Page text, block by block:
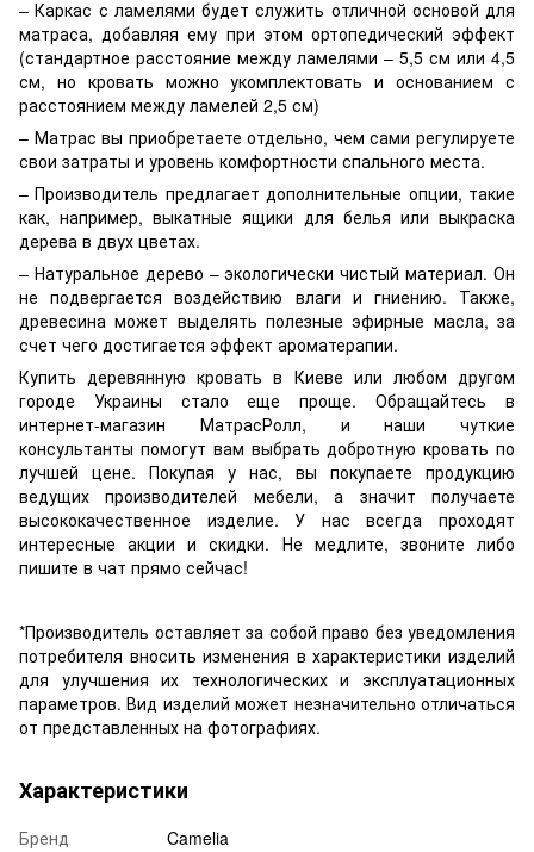
– Каркас с ламелями будет служить отличной основой для
матраса, добавляя ему при этом ортопедический эффект
(стандартное расстояние между ламелями – 5,5 см или 4,5
см, но кровать можно укомплектовать и основанием с
расстоянием между ламелей 2,5 см)
– Матрас вы приобретаете отдельно, чем сами регулируете
свои затраты и уровень комфортности спального места.
– Производитель предлагает дополнительные опции, такие
как, например, выкатные ящики для белья или выкраска
дерева в двух цветах.
– Натуральное дерево – экологически чистый материал. Он
не подвергается воздействию влаги и гниению. Также,
древесина может выделять полезные эфирные масла, за
счет чего достигается эффект ароматерапии.
Купить деревянную кровать в Киеве или любом другом
городе Украины стало еще проще. Обращайтесь в
интернет-магазин МатрасРолл, и наши чуткие
консультанты помогут вам выбрать добротную кровать по
лучшей цене. Покупая у нас, вы покупаете продукцию
ведущих производителей мебели, а значит получаете
высококачественное изделие. У нас всегда проходят
интересные акции и скидки. Не медлите, звоните либо
пишите в чат прямо сейчас!
*Производитель оставляет за собой право без уведомления
потребителя вносить изменения в характеристики изделий
для улучшения их технологических и эксплуатационных
параметров. Вид изделий может незначительно отличаться
от представленных на фотографиях.
Характеристики
Бренд
Camelia